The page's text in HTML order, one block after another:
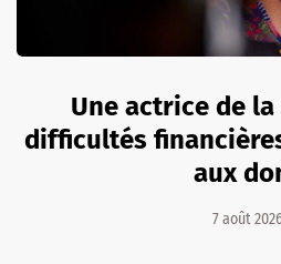
Une actrice de la
difficultés
aux
7 août